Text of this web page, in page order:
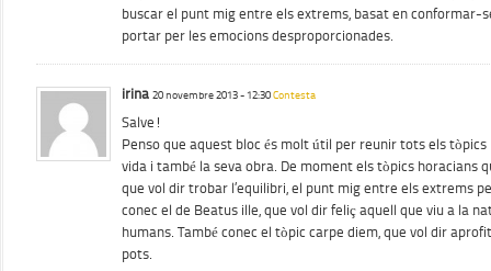
buscar el punt mig entre els extrems, basat en conformar-
portar per les emocions desproporcionades.
irina 20 novembre 2013 - 12:30Contesta
Salve!
Penso que aquest bloc és molt útil per reunir tots els tòpics
vida i també la seva obra. De moment els tòpics horacians
que vol dir trobar l’equilibri, el punt mig entre els extrems
conec el de Beatus ille, que vol dir feliç aquell que viu a la
humans. També conec el tòpic carpe diem, que vol dir
pots.